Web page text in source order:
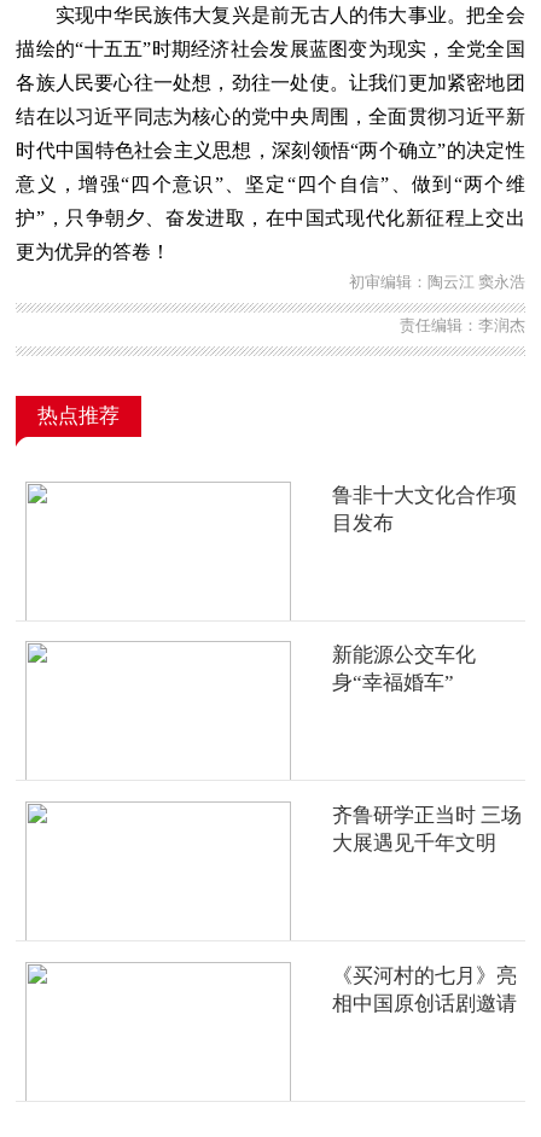
实现中华民族伟大复兴是前无古人的伟大事业。把全会
描绘的“十五五”时期经济社会发展蓝图变为现实，全党全国
各族人民要心往一处想，劲往一处使。让我们更加紧密地团
结在以习近平同志为核心的党中央周围，全面贯彻习近平新
时代中国特色社会主义思想，深刻领悟“两个确立”的决定性
意义，增强“四个意识”、坚定“四个自信”、做到“两个维
护”，只争朝夕、奋发进取，在中国式现代化新征程上交出
更为优异的答卷！
初审编辑：陶云江 窦永浩
责任编辑：李润杰
热点推荐
鲁非十大文化合作项
目发布
新能源公交车化
身“幸福婚车”
齐鲁研学正当时 三场
大展遇见千年文明
《买河村的七月》亮
相中国原创话剧邀请